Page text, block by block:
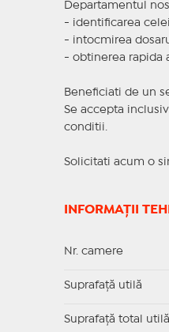
Departamentul
- identificarea
- intocmirea
- obtinerea rapida
Beneficiati de un
Se accepta
conditii.
Solicitati acum o
INFORMAȚII
Nr. camere
Suprafaţă utilă
Suprafaţă total utilă